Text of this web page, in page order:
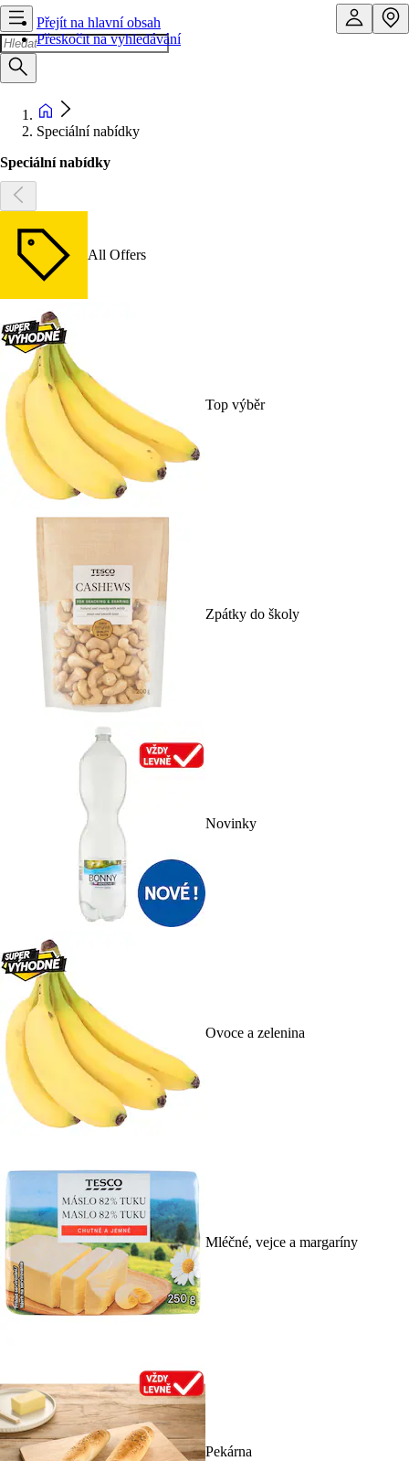
Přejít na hlavní obsah
Přeskočit na vyhledávání
Speciální nabídky
Speciální nabídky
All Offers
Top výběr
Zpátky do školy
Novinky
Ovoce a zelenina
Mléčné, vejce a margaríny
Pekárna